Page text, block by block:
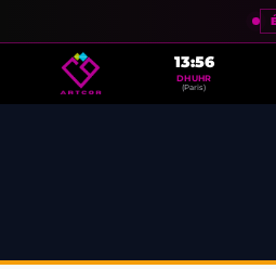
13:56
DHUHR
(Paris)